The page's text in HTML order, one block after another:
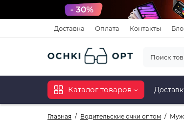
Доставка Оплата Контакты
Каталог товаров
Главная Водительские очки оптом